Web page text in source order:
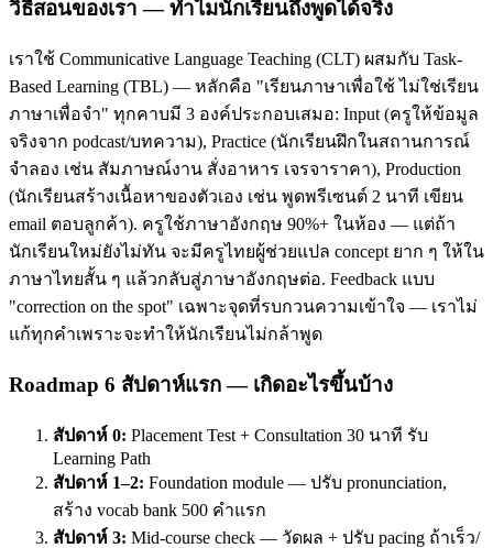
วิธีสอนของเรา — ทำไมนักเรียนถึงพูดได้จริง
เราใช้ Communicative Language Teaching (CLT) ผสมกับ Task-
Based Learning (TBL) — หลักคือ "เรียนภาษาเพื่อใช้ ไม่ใช่เรียน
ภาษาเพื่อจำ" ทุกคาบมี 3 องค์ประกอบเสมอ: Input (ครูให้ข้อมูล
จริงจาก podcast/บทความ), Practice (นักเรียนฝึกในสถานการณ์
จำลอง เช่น สัมภาษณ์งาน สั่งอาหาร เจรจาราคา), Production
(นักเรียนสร้างเนื้อหาของตัวเอง เช่น พูดพรีเซนต์ 2 นาที เขียน
email ตอบลูกค้า). ครูใช้ภาษาอังกฤษ 90%+ ในห้อง — แต่ถ้า
นักเรียนใหม่ยังไม่ทัน จะมีครูไทยผู้ช่วยแปล concept ยาก ๆ ให้ใน
ภาษาไทยสั้น ๆ แล้วกลับสู่ภาษาอังกฤษต่อ. Feedback แบบ
"correction on the spot" เฉพาะจุดที่รบกวนความเข้าใจ — เราไม่
แก้ทุกคำเพราะจะทำให้นักเรียนไม่กล้าพูด
Roadmap 6 สัปดาห์แรก — เกิดอะไรขึ้นบ้าง
สัปดาห์ 0: Placement Test + Consultation 30 นาที รับ
Learning Path
สัปดาห์ 1–2: Foundation module — ปรับ pronunciation,
สร้าง vocab bank 500 คำแรก
สัปดาห์ 3: Mid-course check — วัดผล + ปรับ pacing ถ้าเร็ว/